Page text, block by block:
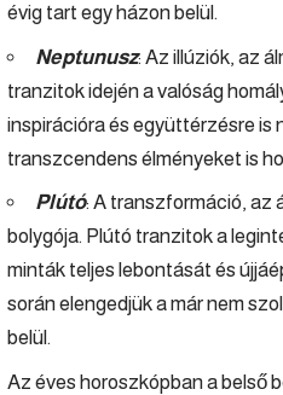
évig tart egy házon belül.
Neptunusz: Az illúziók, az
tranzitok idején a valóság
inspirációra és együttérzésre is
transzcendens élményeket is
Plútó: A transzformáció, az
bolygója. Plútó tranzitok a
minták teljes lebontását és
során elengedjük a már nem
belül.
Az éves horoszkópban a belső